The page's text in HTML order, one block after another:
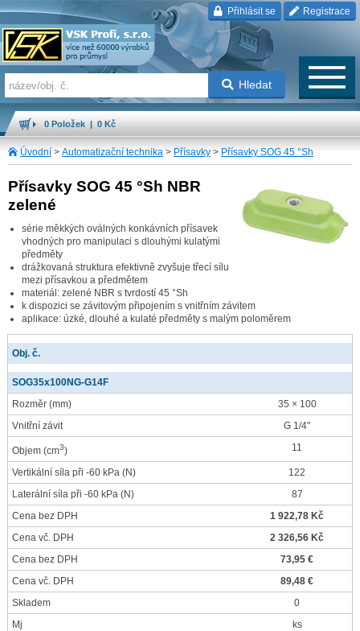
Přihlásit se Registrace
Hledat
0 Položek | 0 Kč
Úvodní > Automatizační technika > Přísavky > Přísavky SOG 45 °Sh
Přísavky SOG 45 °Sh NBR
zelené
série měkkých oválných konkávních přísavek
vhodných pro manipulaci s dlouhými kulatými
předměty
drážkovaná struktura efektivně zvyšuje třecí sílu
mezi přísavkou a předmětem
materiál: zelené NBR s tvrdostí 45 °Sh
k dispozici se závitovým připojením s vnitřním závitem
aplikace: úzké, dlouhé a kulaté předměty s malým poloměrem
Obj. č.
SOG35x100NG-G14F
Rozměr (mm)
35 × 100
Vnitřní závit
G 1/4"
Objem (cm3) 11
Vertikální síla při -60 kPa (N)
122
Laterální síla při -60 kPa (N)
87
Cena bez DPH
1 922,78 Kč
Cena vč. DPH
2 326,56 Kč
Cena bez DPH
73,95 €
Cena vč. DPH
89,48 €
Skladem
0
Mj
ks